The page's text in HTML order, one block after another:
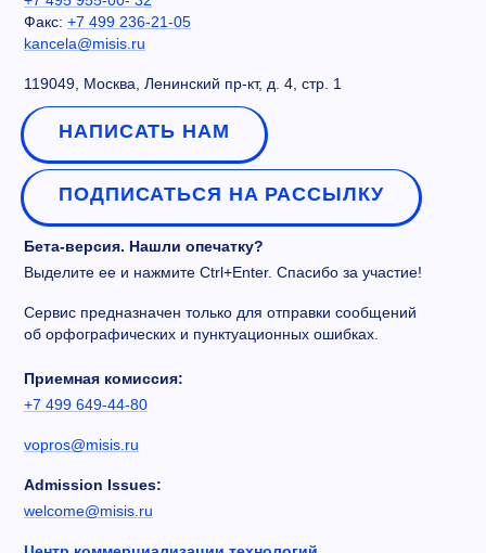
Факс: +7 499 236-21-05
kancela@misis.ru
119049, Москва, Ленинский пр-кт, д. 4, стр. 1
НАПИСАТЬ НАМ
ПОДПИСАТЬСЯ НА РАССЫЛКУ
Бета-версия. Нашли опечатку?
Выделите ее и нажмите Ctrl+Enter. Спасибо за участие!
Сервис предназначен только для отправки сообщений
об орфографических и пунктуационных ошибках.
Приемная комиссия:
+7 499 649-44-80
vopros@misis.ru
Admission Issues:
welcome@misis.ru